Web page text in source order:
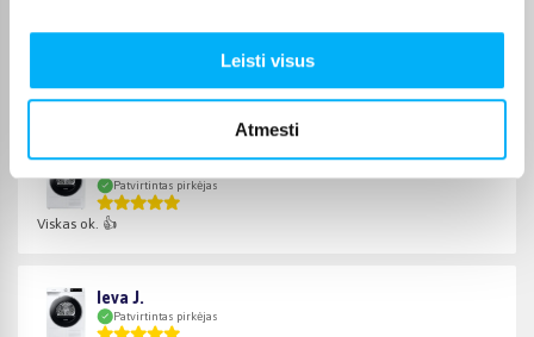
Leisti visus
Atmesti
Linas Č.
Be priekaištų
Algis P.
Patvirtintas pirkėjas
Viskas ok. 👍
Ieva J.
Patvirtintas pirkėjas